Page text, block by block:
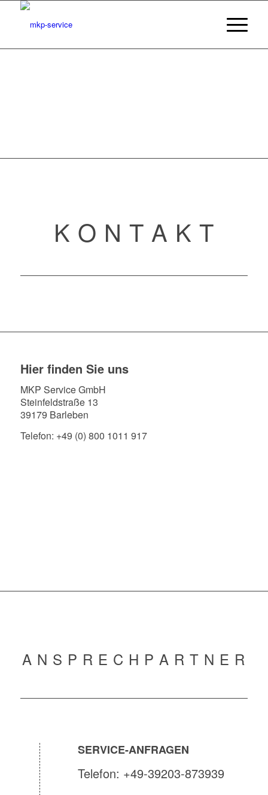
K O N T A K T
Hier finden Sie uns
MKP Service GmbH
Steinfeldstraße 13
39179 Barleben
Telefon: +49 (0) 800 1011 917
A N S P R E C H P A R T N E R
SERVICE-ANFRAGEN
Telefon: +49-39203-873939